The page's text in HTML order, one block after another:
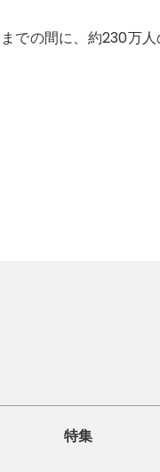
での間に、約230万
特集